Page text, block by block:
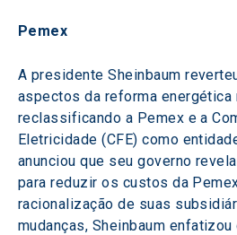
Pemex
A presidente Sheinbaum
aspectos da reforma energética
reclassificando a Pemex e a
Eletricidade (CFE) como
anunciou que seu governo
para reduzir os custos da
racionalização de suas
mudanças, Sheinbaum